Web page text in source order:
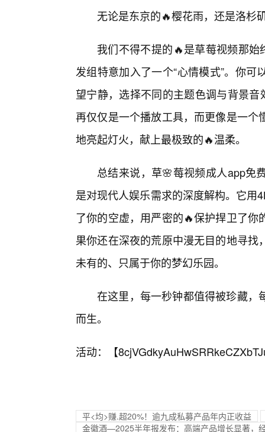
无论是东京的🔥樱花雨，还是洛杉
我们不得不提的🔥是草莓视频那始
发组特意加入了一个“心情模式”。你
望宁静，选择不同的主题色调与背景
再仅仅是一个播放工具，而更像是一
地亮起灯火，献上最极致的🔥温柔。
总结来说，草🌸莓视频成人app免
是对现代人娱乐需求的深度解构。它用
了你的空虚，用严密的🔥保护捍卫了
果你还在深夜的荒原中漫无目的地寻
未有的、只属于你的梦幻乐园。
在这里，每一秒钟都值得被珍藏，
而生。
活动：【
平<均>赚.超20%！逾九成私募产品年内正收益
金徽酒—2025半年报发布：高端产品增长显著，